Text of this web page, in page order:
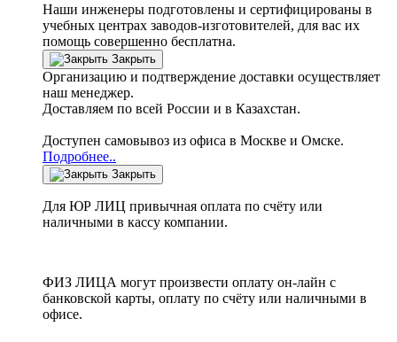
Наши инженеры подготовлены и сертифицированы в
учебных центрах заводов-изготовителей, для вас их
помощь совершенно бесплатна.
Закрыть
Организацию и подтверждение доставки осуществляет
наш менеджер.
Доставляем по всей России и в Казахстан.
Доступен самовывоз из офиса в Москве и Омске.
Подробнее..
Закрыть
Для ЮР ЛИЦ привычная оплата по счёту или
наличными в кассу компании.
ФИЗ ЛИЦА могут произвести оплату он-лайн с
банковской карты, оплату по счёту или наличными в
офисе.